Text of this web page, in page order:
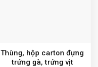
Thùng, hộp carton đựng
trứng gà, trứng vịt